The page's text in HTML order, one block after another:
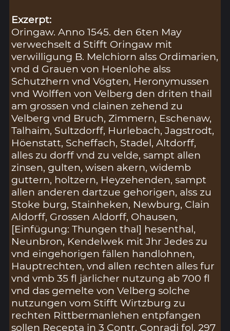
Exzerpt:
Oringaw. Anno 1545. den 6ten May
verwechselt d Stifft Oringaw mit
verwilligung B. Melchiorn alss Ordimarien,
vnd d Grauen von Hoenlohe alss
Schutzhern vnd Vögten, Heronymussen
vnd Wolffen von Velberg den driten thail
am grossen vnd clainen zehend zu
Velberg vnd Bruch, Zimmern, Eschenaw,
Talhaim, Sultzdorff, Hurlebach, Jagstrodt,
Höenstatt, Scheffach, Stadel, Altdorff,
alles zu dorff vnd zu velde, sampt allen
zinsen, gulten, wisen akern, widemb
guttern, holtzern, Heyzehenden, sampt
allen anderen dartzue gehorigen, alss zu
Stoke burg, Stainheken, Newburg, Clain
Aldorff, Grossen Aldorff, Ohausen,
[Einfügung: Thungen thal] hesenthal,
Neunbron, Kendelwek mit Jhr Jedes zu
vnd eingehorigen fällen handlohnen,
Hauptrechten, vnd allen rechten alles fur
vnd vmb 35 fl järlicher nutzung ab 700 fl
vnd das gemelte von Velberg solche
nutzungen vom Stifft Wirtzburg zu
rechten Rittbermanlehen entpfangen
sollen Recepta in 3 Contr. Conradi fol. 297